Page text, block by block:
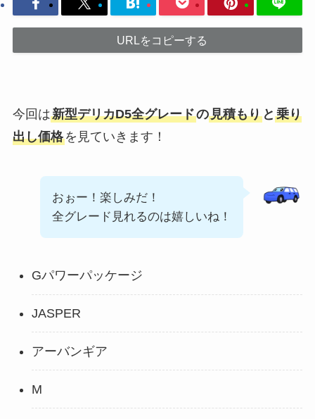
URLをコピーする
今回は新型デリカD5全グレードの見積もりと 乗り
出し価格を見ていきます！
おぉー！楽しみだ！
全グレード見れるのは嬉しいね！
Gパワーパッケージ
JASPER
アーバンギア
M